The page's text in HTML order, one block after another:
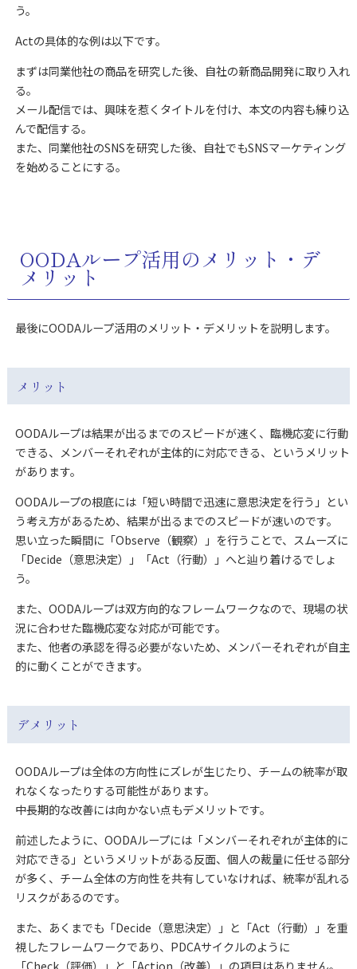
う。
Actの具体的な例は以下です。
まずは同業他社の商品を研究した後、自社の新商品開発に取り入れ
る。
メール配信では、興味を惹くタイトルを付け、本文の内容も練り込
んで配信する。
また、同業他社のSNSを研究した後、自社でもSNSマーケティング
を始めることにする。
OODAループ活用のメリット・デ
メリット
最後にOODAループ活用のメリット・デメリットを説明します。
メリット
OODAループは結果が出るまでのスピードが速く、臨機応変に行動
できる、メンバーそれぞれが主体的に対応できる、というメリット
があります。
OODAループの根底には「短い時間で迅速に意思決定を行う」とい
う考え方があるため、結果が出るまでのスピードが速いのです。
思い立った瞬間に「Observe（観察）」を行うことで、スムーズに
「Decide（意思決定）」「Act（行動）」へと辿り着けるでしょ
う。
また、OODAループは双方向的なフレームワークなので、現場の状
況に合わせた臨機応変な対応が可能です。
また、他者の承認を得る必要がないため、メンバーそれぞれが自主
的に動くことができます。
デメリット
OODAループは全体の方向性にズレが生じたり、チームの統率が取
れなくなったりする可能性があります。
中長期的な改善には向かない点もデメリットです。
前述したように、OODAループには「メンバーそれぞれが主体的に
対応できる」というメリットがある反面、個人の裁量に任せる部分
が多く、チーム全体の方向性を共有していなければ、統率が乱れる
リスクがあるのです。
また、あくまでも「Decide（意思決定）」と「Act（行動）」を重
視したフレームワークであり、PDCAサイクルのように